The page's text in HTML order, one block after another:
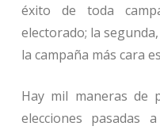
éxito de toda
electorado; la
la campaña más cara
Hay mil maneras de
elecciones pasadas